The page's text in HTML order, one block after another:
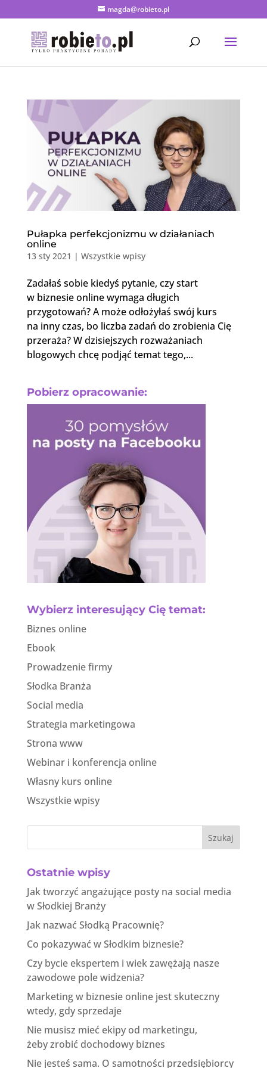
magda@robieto.pl
Pułapka perfekcjonizmu w działaniach
online
13 sty 2021 | Wszystkie wpisy
Zadałaś sobie kiedyś pytanie, czy start
w biznesie online wymaga długich
przygotowań? A może odłożyłaś swój kurs
na inny czas, bo liczba zadań do zrobienia Cię
przeraża? W dzisiejszych rozważaniach
blogowych chcę podjąć temat tego,...
Pobierz opracowanie:
Wybierz interesujący Cię temat:
Biznes online
Ebook
Prowadzenie firmy
Słodka Branża
Social media
Strategia marketingowa
Strona www
Webinar i konferencja online
Własny kurs online
Wszystkie wpisy
Szukaj
Ostatnie wpisy
Jak tworzyć angażujące posty na social media
w Słodkiej Branży
Jak nazwać Słodką Pracownię?
Co pokazywać w Słodkim biznesie?
Czy bycie ekspertem i wiek zawężają nasze
zawodowe pole widzenia?
Marketing w biznesie online jest skuteczny
wtedy, gdy sprzedaje
Nie musisz mieć ekipy od marketingu,
żeby zrobić dochodowy biznes
Nie jesteś sama. O samotności przedsiębiorcy